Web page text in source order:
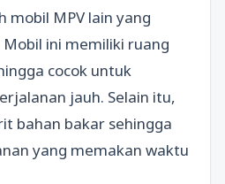
mobil MPV lain yang
ini memiliki ruang
cocok untuk
jauh. Selain itu,
bahan bakar sehingga
yang memakan waktu